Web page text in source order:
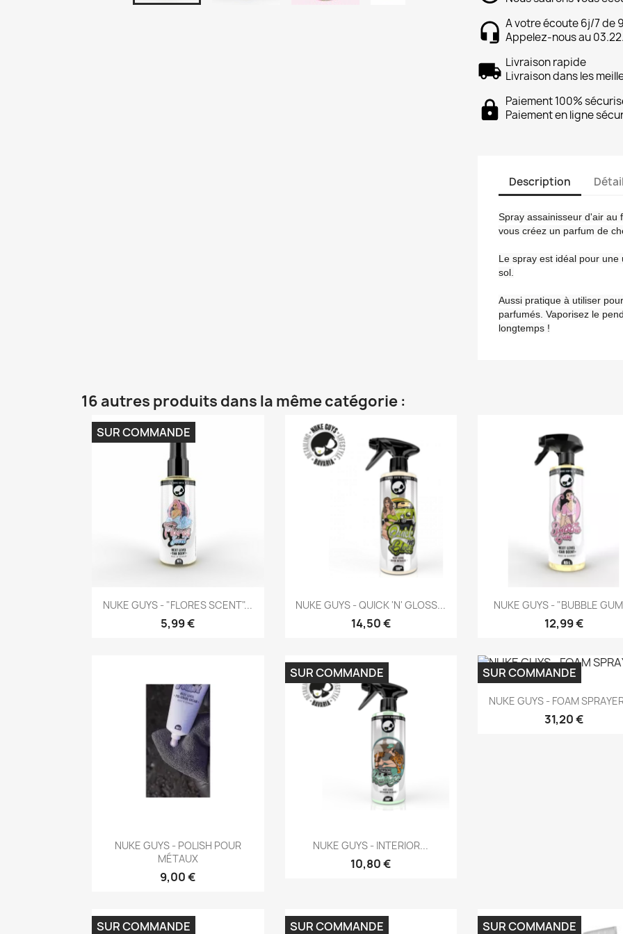
A votre écoute 6j/7 de
Appelez-nous au
Livraison rapide
Livraison dans les
Paiement 100%
Paiement en ligne
Description
Spray assainisseur d'air au
vous créez un parfum de
Le spray est idéal pour
sol.
Aussi pratique à utiliser
parfumés. Vaporisez le
longtemps !
16 autres produits dans la même catégorie :
Aperçu rapide
NUKE GUYS - "FLORES SCENT"...
5,99 €
SUR COMMANDE
Aperçu rapide
NUKE GUYS - QUICK 'N' GLOSS...
14,50 €
 Aperçu rapide
NUKE GUYS - "BUBBLE
12,99 €
Aperçu rapide
NUKE GUYS - POLISH POUR
MÉTAUX
9,00 €
Aperçu rapide
NUKE GUYS - INTERIOR...
10,80 €
SUR COMMANDE
Aperçu rapide
NUKE GUYS - FOAM
31,20 €
SUR COMMANDE
SUR COMMANDE SUR COMMANDE SUR COMMANDE